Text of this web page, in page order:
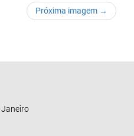
Próxima imagem →
Janeiro